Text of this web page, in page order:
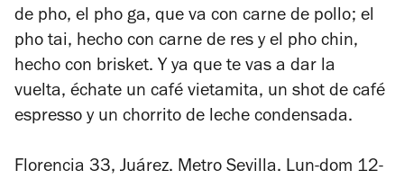
de pho, el pho ga, que va con carne de pollo; el
pho tai, hecho con carne de res y el pho chin,
hecho con brisket. Y ya que te vas a dar la
vuelta, échate un café vietamita, un shot de café
espresso y un chorrito de leche condensada.
Florencia 33, Juárez. Metro Sevilla. Lun-dom 12-